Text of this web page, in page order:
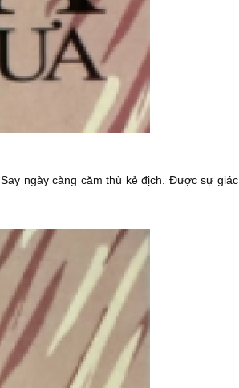
ngày càng căm thù kẻ địch. Được sự giác